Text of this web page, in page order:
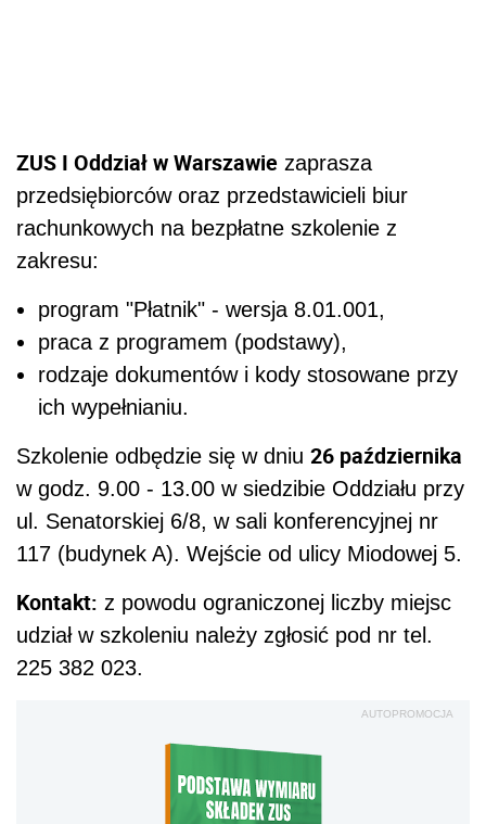
ZUS I Oddział w Warszawie zaprasza
przedsiębiorców oraz przedstawicieli biur
rachunkowych na bezpłatne szkolenie z
zakresu:
program "Płatnik" - wersja 8.01.001,
praca z programem (podstawy),
rodzaje dokumentów i kody stosowane przy
ich wypełnianiu.
Szkolenie odbędzie się w dniu 26 października
w godz. 9.00 - 13.00 w siedzibie Oddziału przy
ul. Senatorskiej 6/8, w sali konferencyjnej nr
117 (budynek A). Wejście od ulicy Miodowej 5.
Kontakt: z powodu ograniczonej liczby miejsc
udział w szkoleniu należy zgłosić pod nr tel.
225 382 023.
AUTOPROMOCJA